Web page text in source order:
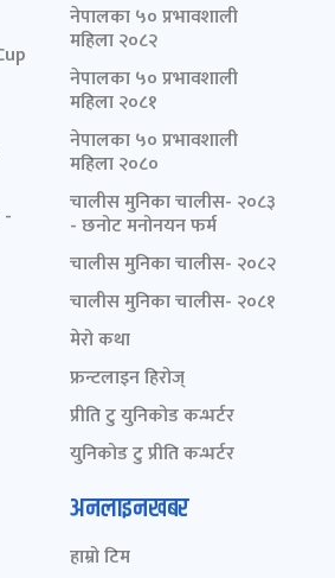
नेपालका ५० प्रभावशाली
महिला २०८२
नेपालका ५० प्रभावशाली
महिला २०८१
नेपालका ५० प्रभावशाली
महिला २०८०
चालीस मुनिका चालीस- २०८३
- छनोट मनोनयन फर्म
चालीस मुनिका चालीस- २०८२
चालीस मुनिका चालीस- २०८१
मेरो कथा
फ्रन्टलाइन हिरोज्
प्रीति टु युनिकोड कन्भर्टर
युनिकोड टु प्रीति कन्भर्टर
अनलाइनखबर
हाम्रो टिम